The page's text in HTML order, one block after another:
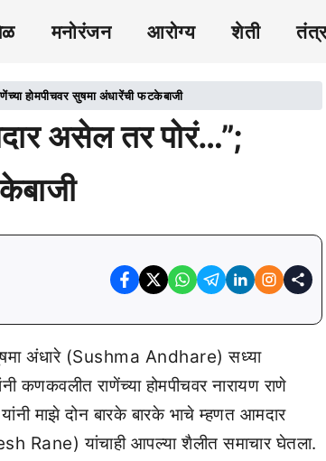
मनोरंजन आरोग्य शेती
होमपीचवर सुषमा अंधारेंची फटकेबाजी
असेल तर पोरं…”;
अंधारे (Sushma Andhare) सध्या
कणकवलीत राणेंच्या होमपीचवर नारायण राणे
माझे दोन बारके बारके भाचे म्हणत आमदार
Rane) यांचाही आपल्या शैलीत समाचार घेतला.